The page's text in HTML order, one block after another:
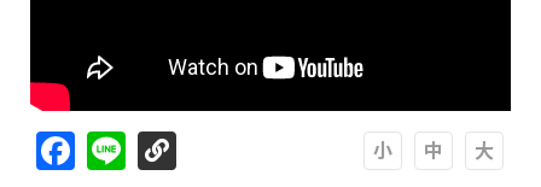
Facebook
Line